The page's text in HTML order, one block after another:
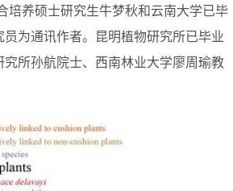
培养硕士研究生牛梦秋和云南大学已毕
为通讯作者。昆明植物研究所已毕业
究所孙航院士、西南林业大学廖周瑜教